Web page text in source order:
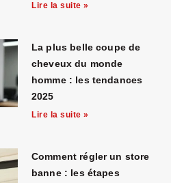
Lire la suite »
La plus belle coupe de
cheveux du monde
homme : les tendances
2025
Lire la suite »
Comment régler un store
banne : les étapes